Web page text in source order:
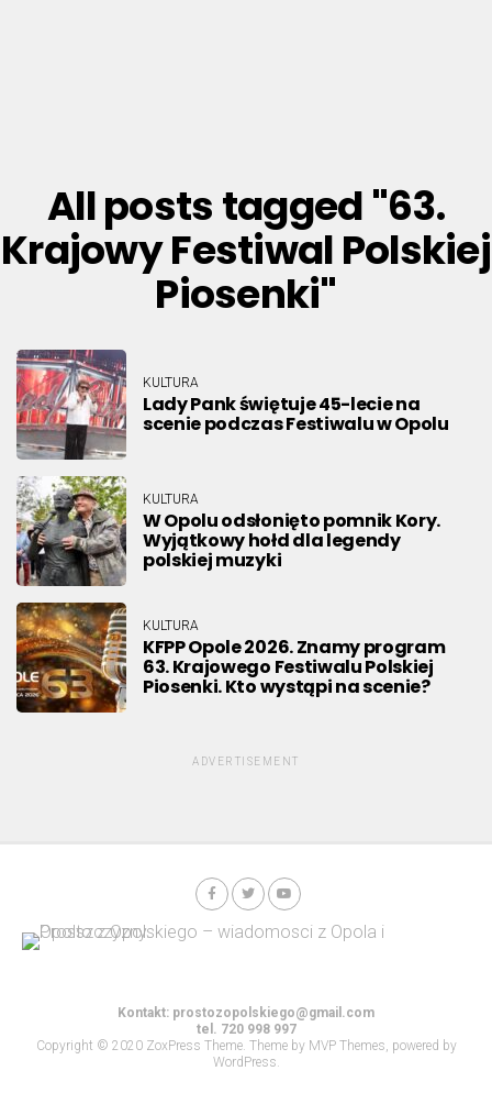
All posts tagged "63.
Krajowy Festiwal Polskiej
Piosenki"
KULTURA
Lady Pank świętuje 45-lecie na
scenie podczas Festiwalu w Opolu
KULTURA
W Opolu odsłonięto pomnik Kory.
Wyjątkowy hołd dla legendy
polskiej muzyki
KULTURA
KFPP Opole 2026. Znamy program
63. Krajowego Festiwalu Polskiej
Piosenki. Kto wystąpi na scenie?
ADVERTISEMENT
Kontakt: prostozopolskiego@gmail.com
tel. 720 998 997
Copyright © 2020 ZoxPress Theme. Theme by MVP Themes, powered by
WordPress.